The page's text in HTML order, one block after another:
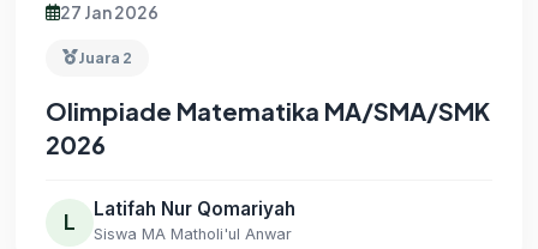
27 Jan 2026
Juara 2
Olimpiade Matematika MA/SMA/SMK
2026
L Latifah Nur Qomariyah
Siswa MA Matholi'ul Anwar